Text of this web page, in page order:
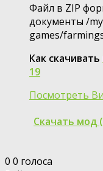
Файл в ZIP
документы /my
games/
Как скачивать
19
Посмотреть
Скачать мод
0 0 голоса